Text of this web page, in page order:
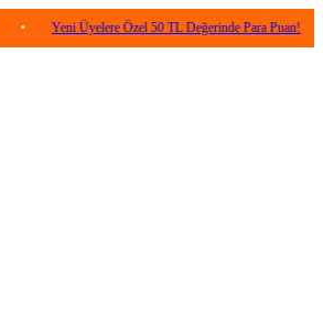
Yeni Üyelere Özel 50 TL Değerinde Para Puan! •